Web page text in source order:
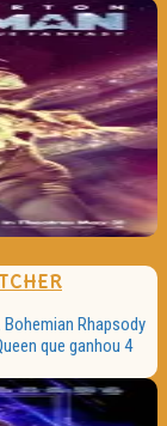
Rhapsody
que ganhou 4